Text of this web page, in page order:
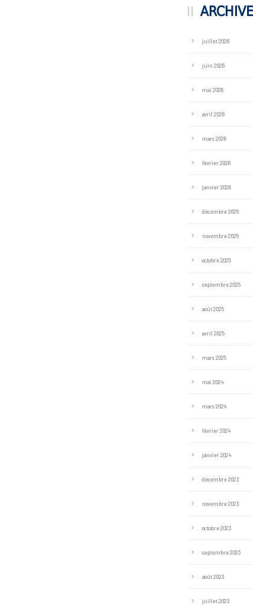
juillet 2026
juin 2026
mai 2026
avril 2026
mars 2026
février 2026
janvier 2026
décembre 2025
novembre 2025
octobre 2025
septembre 2025
août 2025
avril 2025
mars 2025
mai 2024
mars 2024
février 2024
janvier 2024
décembre 2023
novembre 2023
octobre 2023
septembre 2023
août 2023
juillet 2023